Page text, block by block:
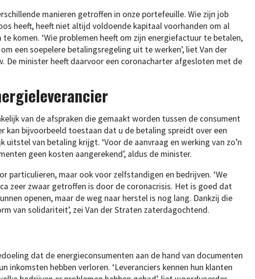
manieren getroffen in onze portefeuille. Wie zijn job
heeft, heeft niet altijd voldoende kapitaal voorhanden om al
komen. ‘Wie problemen heeft om zijn energiefactuur te betalen,
een soepelere betalingsregeling uit te werken’, liet Van der
De minister heeft daarvoor een coronacharter afgesloten met de
van de afspraken die gemaakt worden tussen de consument
kan bijvoorbeeld toestaan dat u de betaling spreidt over een
van betaling krijgt. ‘Voor de aanvraag en werking van zo’n
geen kosten aangerekend’, aldus de minister.
particulieren, maar ook voor zelfstandigen en bedrijven. ‘We
zeer zwaar getroffen is door de coronacrisis. Het is goed dat
openen, maar de weg naar herstel is nog lang. Dankzij die
van solidariteit’, zei Van der Straten zaterdagochtend.
dat de energieconsumenten aan de hand van documenten
inkomsten hebben verloren. ‘Leveranciers kennen hun klanten